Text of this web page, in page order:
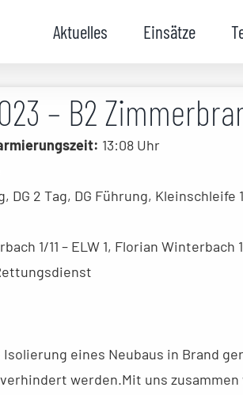
Aktuelles Einsätze
– B2
13:08 Uhr
DG 2 Tag, DG Führung, Kleinschleife 1
1/11 – ELW 1, Florian Winterbach
eines Neubaus in Brand
werden.Mit uns